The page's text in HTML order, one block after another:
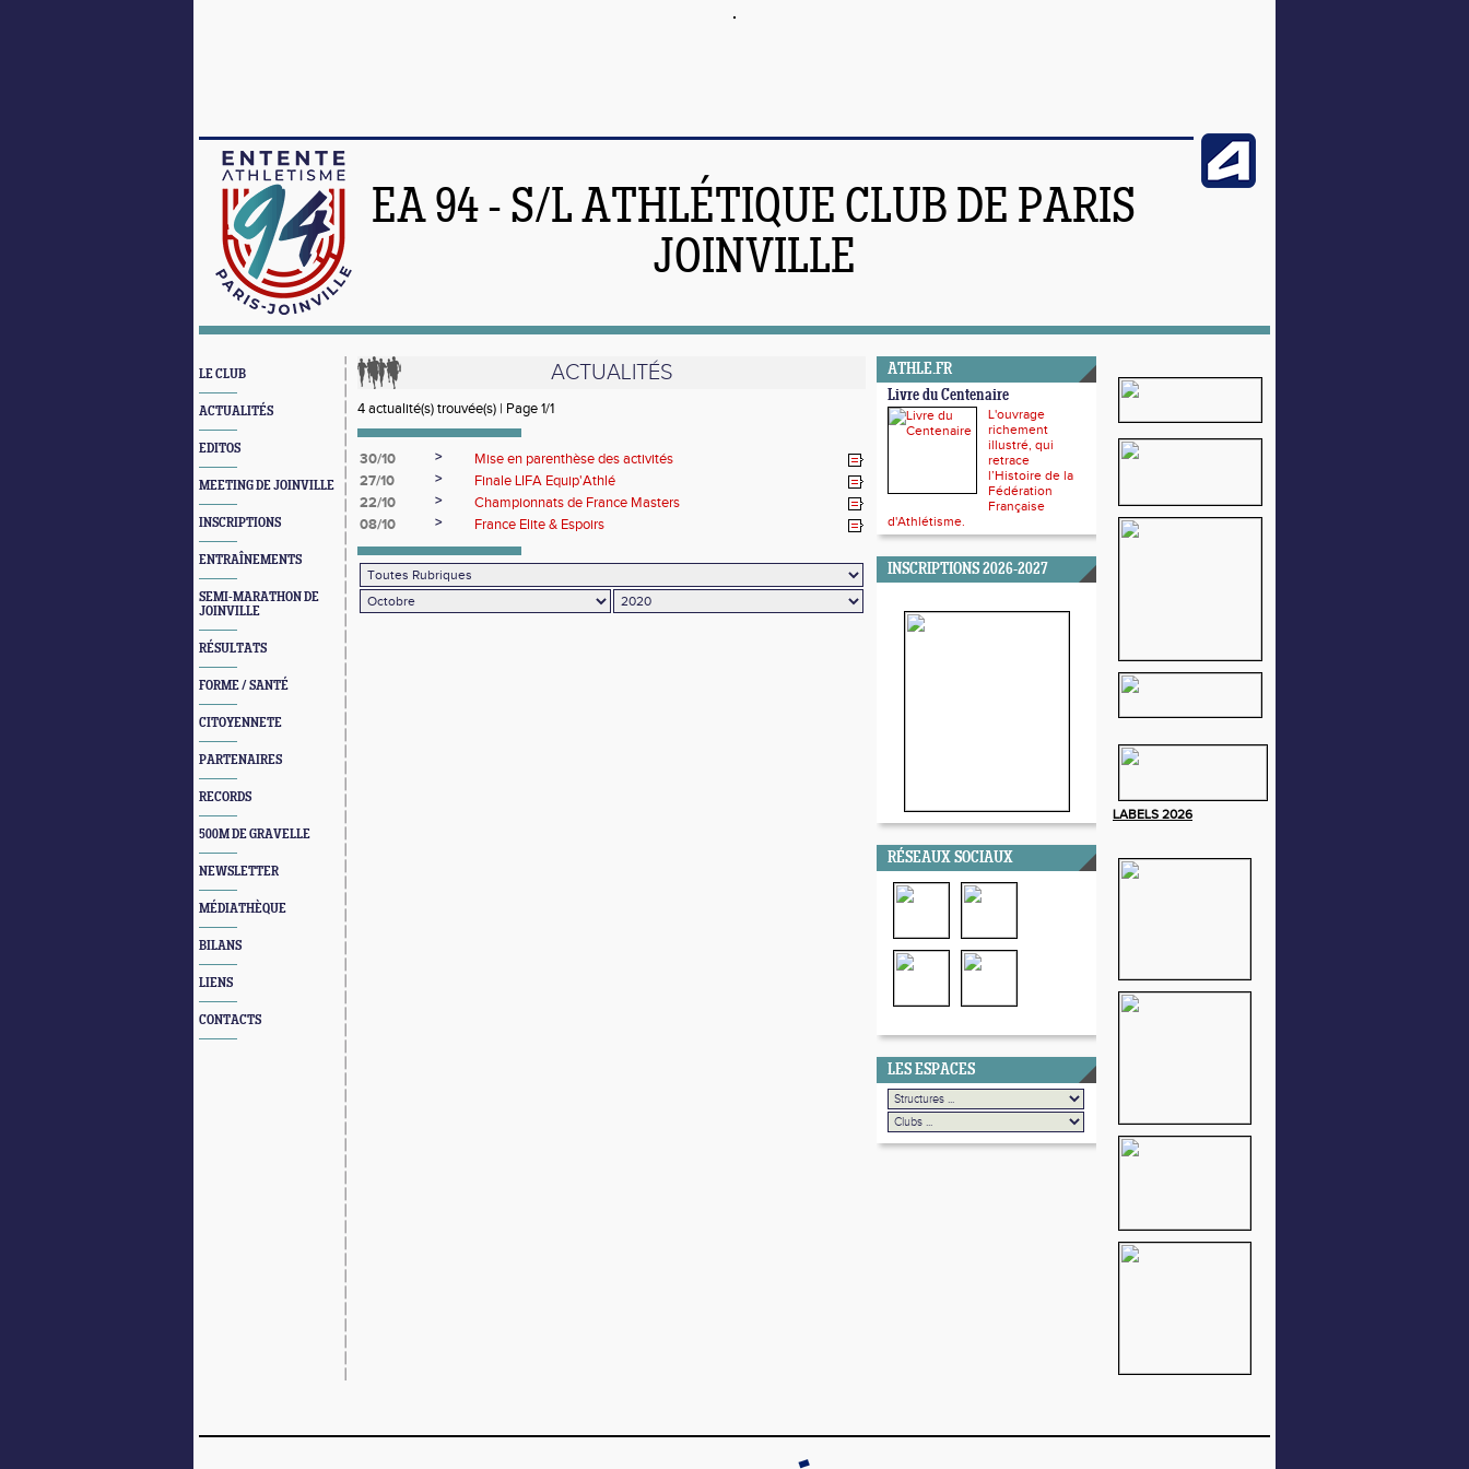
EA 94 - S/L ATHLÉTIQUE CLUB DE PARIS
JOINVILLE
LE CLUB
ACTUALITÉS
EDITOS
MEETING DE JOINVILLE
INSCRIPTIONS
ENTRAÎNEMENTS
SEMI-MARATHON DE
JOINVILLE
RÉSULTATS
FORME / SANTÉ
CITOYENNETE
PARTENAIRES
RECORDS
500M DE GRAVELLE
NEWSLETTER
MÉDIATHÈQUE
BILANS
LIENS
CONTACTS
ACTUALITÉS
4 actualité(s) trouvée(s) | Page 1/1
30/10 >
Mise en parenthèse des activités
27/10
>
Finale LIFA Equip'Athlé
22/10
>
Championnats de France Masters
08/10
> France Elite & Espoirs
ATHLE.FR
Livre du Centenaire
L'ouvrage
richement
illustré, qui
retrace
l’Histoire de la
Fédération
Française
d'Athlétisme.
INSCRIPTIONS 2026-2027
RÉSEAUX SOCIAUX
LES ESPACES
LABELS 2026